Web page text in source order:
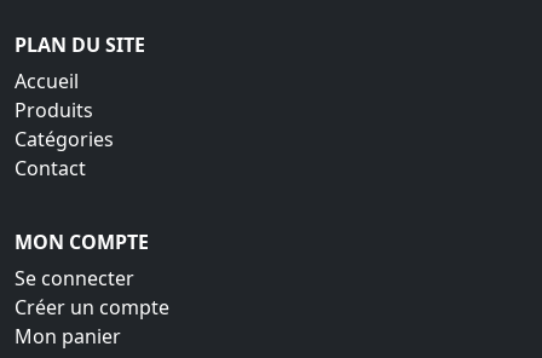
PLAN DU SITE
Accueil
Produits
Catégories
Contact
MON COMPTE
Se connecter
Créer un compte
Mon panier